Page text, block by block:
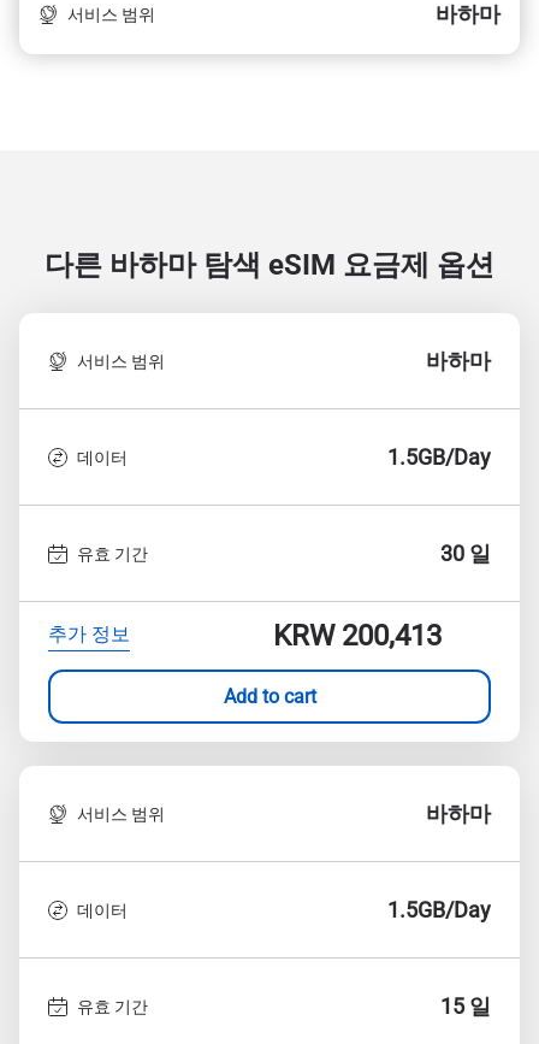
서비스 범위 바하마
다른 바하마 탐색 eSIM 요금제 옵션
서비스 범위 바하마
데이터 1.5GB/Day
유효 기간 30 일
추가 정보 KRW 200,413
Add to cart
서비스 범위 바하마
데이터 1.5GB/Day
유효 기간 15 일